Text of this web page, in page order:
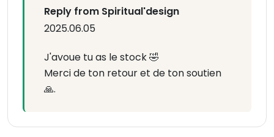
Reply from Spiritual'design
2025.06.05
J'avoue tu as le stock 🤣
Merci de ton retour et de ton soutien
🙏.